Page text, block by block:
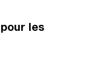
les